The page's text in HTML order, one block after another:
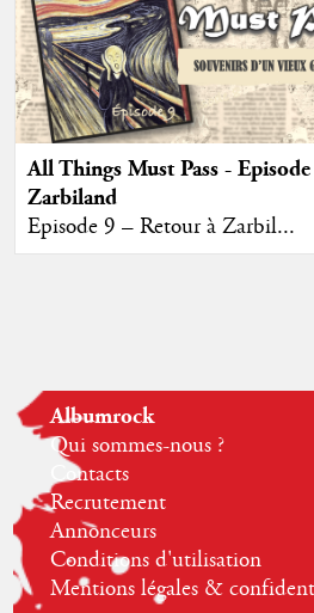
All Things Must Pass -
Zarbiland
Episode 9 – Retour à Zarbil...
Albumrock
Qui sommes-nous ?
Contacts
Recrutement
Annonceurs
Conditions d'utilisation
Mentions légales &